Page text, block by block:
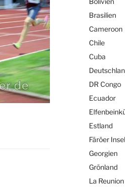
Brasilien
Cameroon
Chile
Cuba
DR Congo
Ecuador
Estland
Färöer
Georgien
Grönland
La Reunion